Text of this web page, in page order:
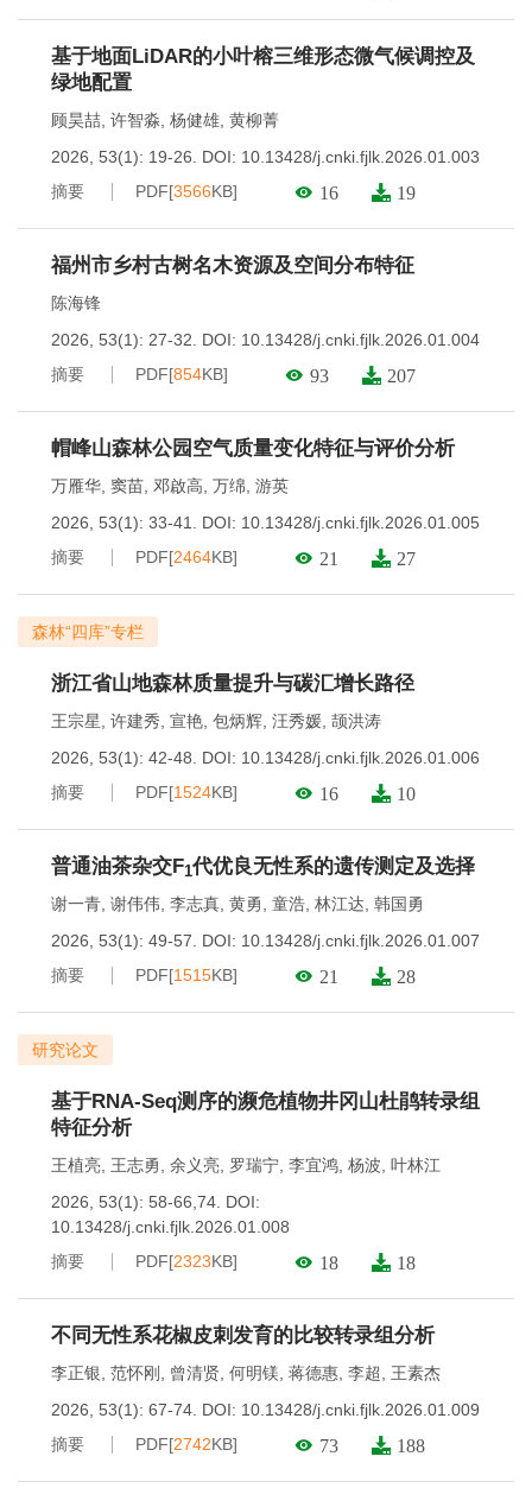
基于地面LiDAR的小叶榕三维形态微气候调控及
绿地配置
顾昊喆 许智淼 杨健雄 黄柳菁
2026, 53(1): 19-26.
DOI: 10.13428/j.cnki.fjlk.2026.01.003
摘要
PDF[3566KB] 16 19
福州市乡村古树名木资源及空间分布特征
陈海锋
2026, 53(1): 27-32.
DOI: 10.13428/j.cnki.fjlk.2026.01.004
摘要
PDF[854KB] 93 207
帽峰山森林公园空气质量变化特征与评价分析
万雁华 窦苗 邓啟高 万绵 游英
2026, 53(1): 33-41.
DOI: 10.13428/j.cnki.fjlk.2026.01.005
摘要
PDF[2464KB] 21 27
森林“四库”专栏
浙江省山地森林质量提升与碳汇增长路径
王宗星 许建秀 宣艳 包炳辉 汪秀媛 颉洪涛
2026, 53(1): 42-48.
DOI: 10.13428/j.cnki.fjlk.2026.01.006
摘要
PDF[1524KB] 16 10
普通油茶杂交F1代优良无性系的遗传测定及选择
谢一青 谢伟伟 李志真 黄勇 童浩 林江达 韩国勇
2026, 53(1): 49-57.
DOI: 10.13428/j.cnki.fjlk.2026.01.007
摘要
PDF[1515KB] 21 28
研究论文
基于RNA-Seq测序的濒危植物井冈山杜鹃转录组
特征分析
王植亮 王志勇 余义亮 罗瑞宁 李宜鸿 杨波 叶林江
2026, 53(1): 58-66,74. DOI:
10.13428/j.cnki.fjlk.2026.01.008
摘要
PDF[2323KB] 18 18
不同无性系花椒皮刺发育的比较转录组分析
李正银 范怀刚 曾清贤 何明镁 蒋德惠 李超
王素杰
2026, 53(1): 67-74. DOI: 10.13428/j.cnki.fjlk.2026.01.009
摘要
PDF[2742KB] 73 188